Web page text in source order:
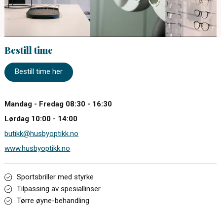
Bestill time
Bestill time her
Mandag - Fredag 08:30 - 16:30
Lørdag 10:00 - 14:00
butikk@husbyoptikk.no
www.husbyoptikk.no
Sportsbriller med styrke
Tilpassing av spesiallinser
Tørre øyne-behandling